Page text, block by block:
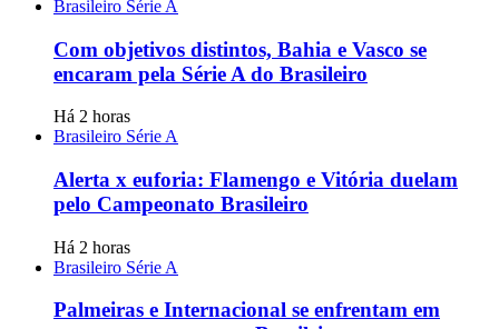
Brasileiro Série A
Com objetivos distintos, Bahia e Vasco se
encaram pela Série A do Brasileiro
Há 2 horas
Brasileiro Série A
Alerta x euforia: Flamengo e Vitória duelam
pelo Campeonato Brasileiro
Há 2 horas
Brasileiro Série A
Palmeiras e Internacional se enfrentam em